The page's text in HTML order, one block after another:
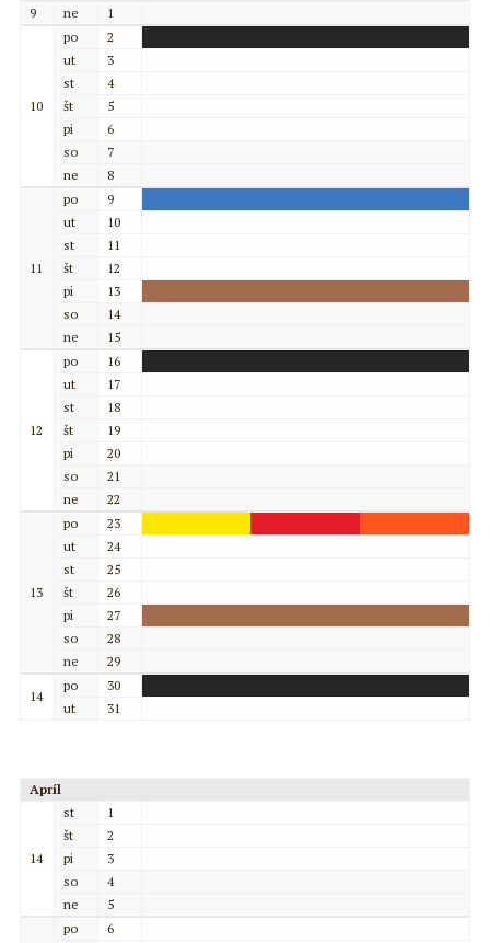
9
ne 1
10
po
2
ut
3
st
4
št
5
pi
6
so
7
ne
8
11
po
9
ut
10
st
11
št
12
pi
13
so
14
ne
15
12
po
16
ut
17
st
18
št
19
pi
20
so
21
ne
22
13
po
23
ut
24
st
25
št
26
pi
27
so
28
ne
29
14
po
30
ut
31
Apríl
14
st
1
št
2
pi
3
so
4
ne
5
po
6